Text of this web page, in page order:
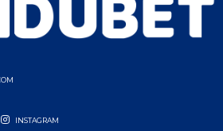
INSTAGRAM